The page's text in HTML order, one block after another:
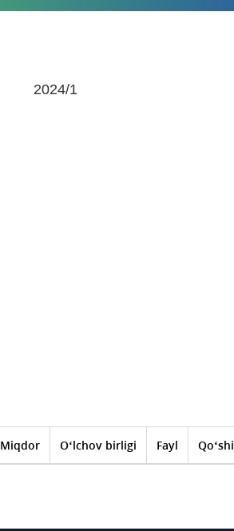
2024/1
Miqdor O‘lchov birligi Fayl